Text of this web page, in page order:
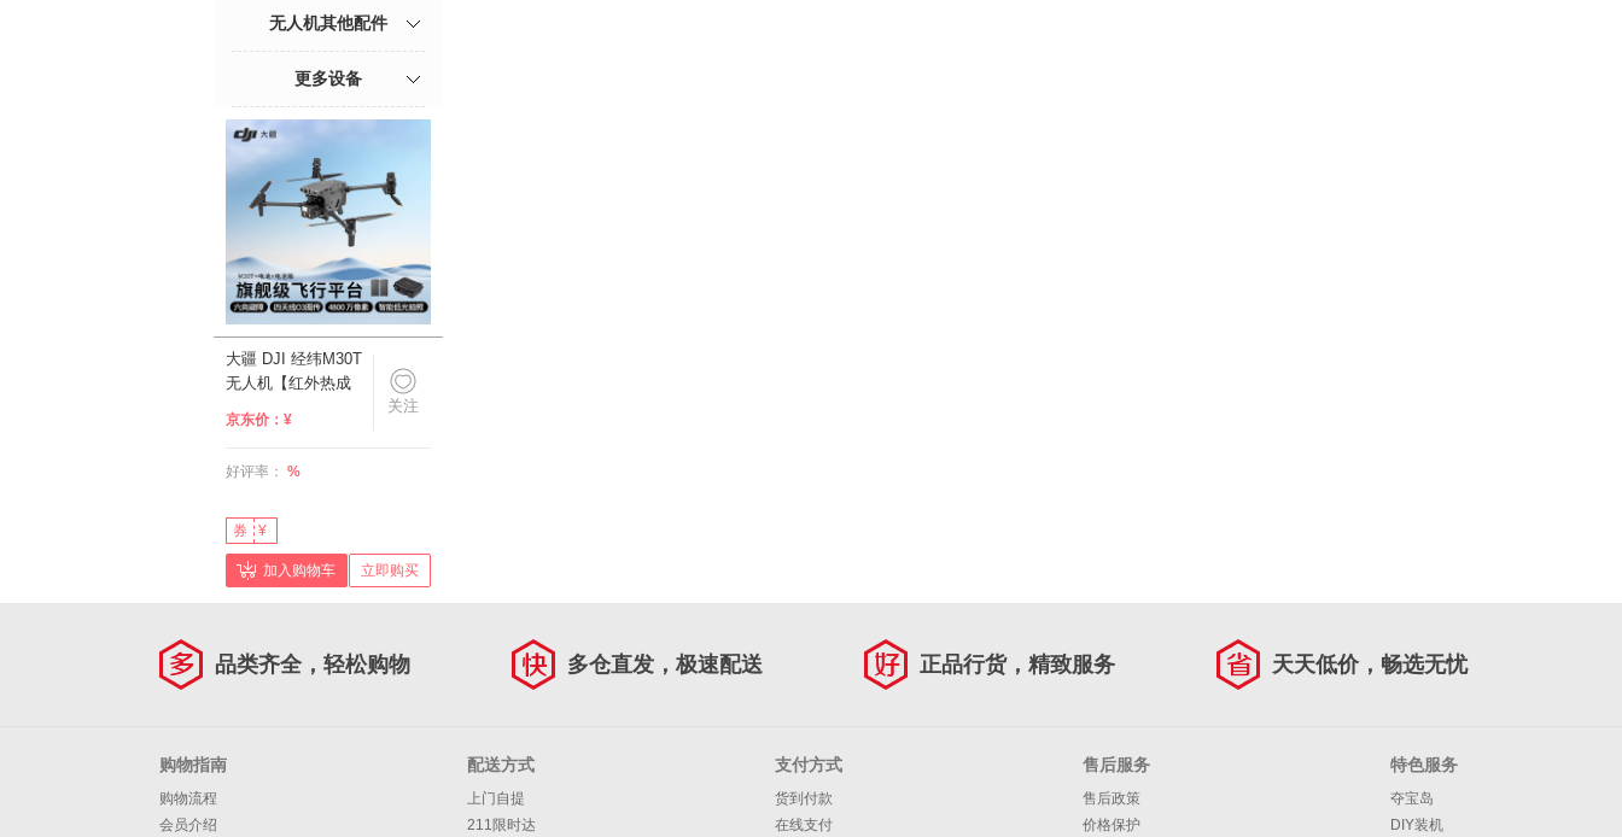
无人机其他配件
更多设备
关注
大疆 DJI 经纬M30T
无人机【红外热成
像】应急救援巡检测
温测绘 激光测距打
*2+电池箱】
京东价： ¥
好评率： %
券 ¥
加入购物车 立即购买
品类齐全，轻松购物 多仓直发，极速配送 正品行货，精致服务 天天低价，畅选无忧
购物指南
购物流程
会员介绍
配送方式
上门自提
211限时达
支付方式
货到付款
在线支付
售后服务
售后政策
价格保护
特色服务
夺宝岛
DIY装机